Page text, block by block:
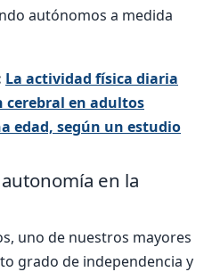
autónomos a medida
La actividad física diaria
en adultos
edad, según un estudio
en la
uno de nuestros mayores
grado de independencia y